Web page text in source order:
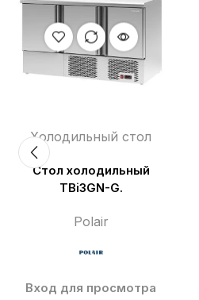
Холодильный стол
Стол холодильный
TBi3GN-G.
Polair
Вход для просмотра